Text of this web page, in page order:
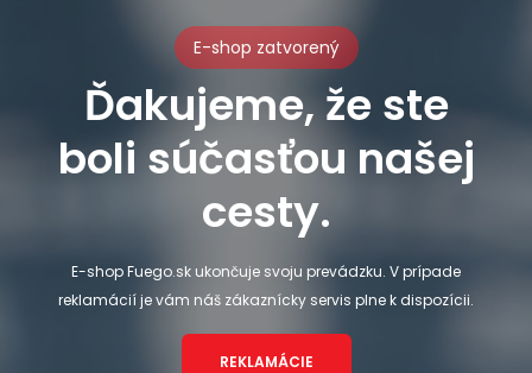
E-shop zatvorený
Ďakujeme, že ste
boli súčasťou našej
cesty.
E-shop Fuego.sk ukončuje svoju prevádzku. V prípade
reklamácií je vám náš zákaznícky servis plne k dispozícii.
REKLAMÁCIE